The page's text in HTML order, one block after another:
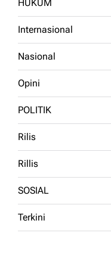
HUKUM
Internasional
Nasional
Opini
POLITIK
Rilis
Rillis
SOSIAL
Terkini